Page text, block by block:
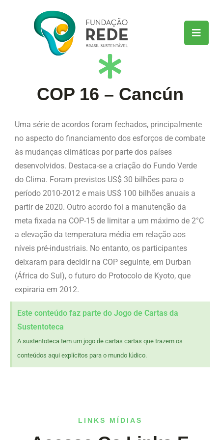
COP 16 – Cancún
Uma série de acordos foram fechados, principalmente
no aspecto do financiamento dos esforços de combate
às mudanças climáticas por parte dos países
desenvolvidos. Destaca-se a criação do Fundo Verde
do Clima. Foram previstos US$ 30 bilhões para o
período 2010-2012 e mais US$ 100 bilhões anuais a
partir de 2020. Outro acordo foi a manutenção da
meta fixada na COP-15 de limitar a um máximo de 2°C
a elevação da temperatura média em relação aos
níveis pré-industriais. No entanto, os participantes
deixaram para decidir na COP seguinte, em Durban
(África do Sul), o futuro do Protocolo de Kyoto, que
expiraria em 2012.
Este conteúdo faz parte do Jogo de Cartas da
Sustentoteca
A sustentoteca tem um jogo de cartas cartas que trazem os
conteúdos aqui explícitos para o mundo lúdico.
LINKS MÍDIAS